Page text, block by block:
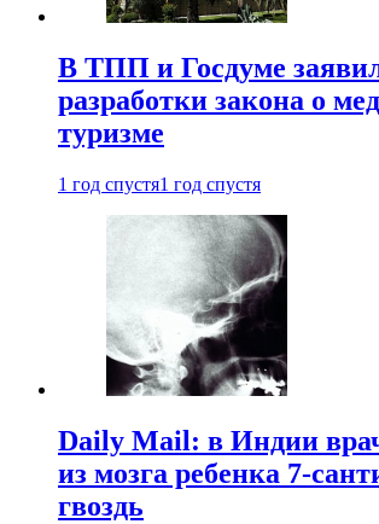
В ТПП и Госдуме
разработки закона о
туризме
1 год спустя1 год спустя
Daily Mail: в Индии
из мозга ребенка 7-
гвоздь